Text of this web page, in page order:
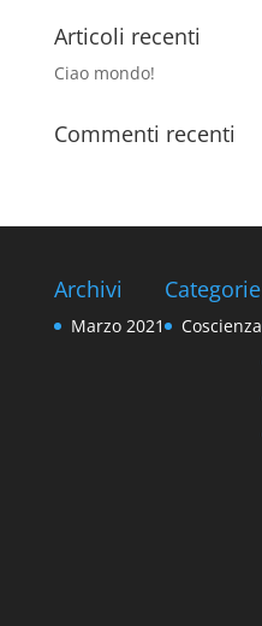
Articoli recenti
Ciao mondo!
Commenti recenti
Archivi
Marzo 2021
Categorie
Coscienza